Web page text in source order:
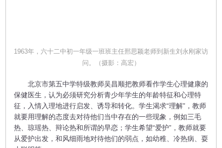
1963年，六十二中初一年级一班班主任邢思颖老师到新生刘永刚家访
问。（摄影：高宏）
北京市第五中学特级教师吴昌顺把教师看作学生心理健康的
保健医生，认为必须研究分析青少年学生的年龄特征和心理特
征，入情入理地进行启发、诱导和转化。学生渴求“理解”，教师
就要用理解的态度去对待他们当中存在的一些现象，例如三毛
热、琼瑶热、辩论热和所谓的早恋；学生希望“爱护”，教师就要
从爱护出发，和风细雨地对待他们的弱点，如幼稚、冷热病、耍